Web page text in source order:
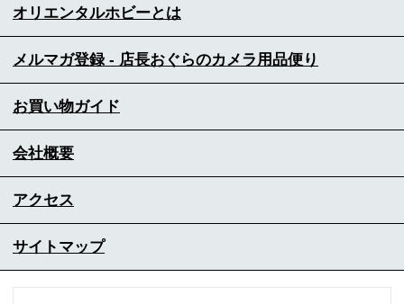
オリエンタルホビーとは
メルマガ登録 - 店長おぐらのカメラ用品便り
お買い物ガイド
会社概要
アクセス
サイトマップ